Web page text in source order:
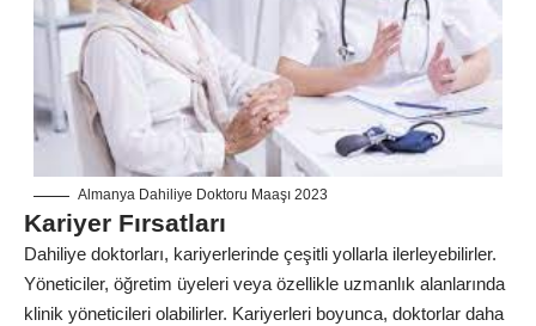
Almanya Dahiliye Doktoru Maaşı 2023
Kariyer Fırsatları
Dahiliye doktorları, kariyerlerinde çeşitli yollarla ilerleyebilirler.
Yöneticiler, öğretim üyeleri veya özellikle uzmanlık alanlarında
klinik yöneticileri olabilirler. Kariyerleri boyunca, doktorlar daha